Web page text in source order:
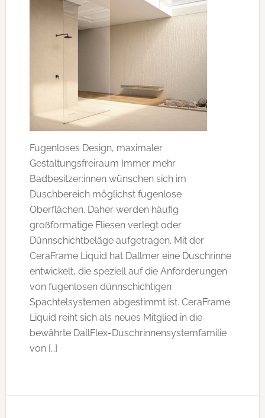
Fugenloses Design, maximaler
Gestaltungsfreiraum Immer mehr
Badbesitzer:innen wünschen sich im
Duschbereich möglichst fugenlose
Oberflächen. Daher werden häufig
großformatige Fliesen verlegt oder
Dünnschichtbeläge aufgetragen. Mit der
CeraFrame Liquid hat Dallmer eine Duschrinne
entwickelt, die speziell auf die Anforderungen
von fugenlosen dünnschichtigen
Spachtelsystemen abgestimmt ist. CeraFrame
Liquid reiht sich als neues Mitglied in die
bewährte DallFlex-Duschrinnensystemfamilie
von […]